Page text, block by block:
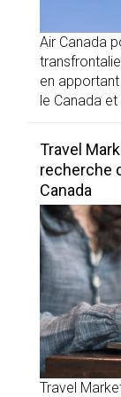
Air Canada
en
le Canada et
Travel
recherche
Canada
Travel